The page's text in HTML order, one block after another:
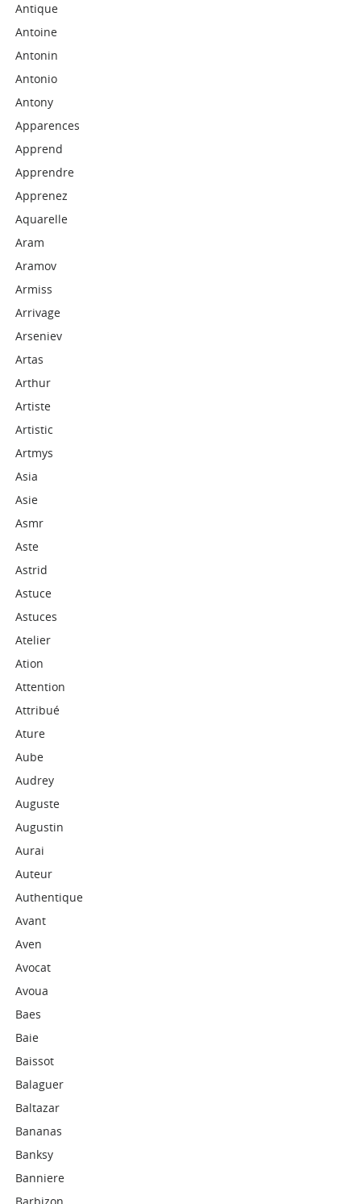
Antique
Antoine
Antonin
Antonio
Antony
Apparences
Apprend
Apprendre
Apprenez
Aquarelle
Aram
Aramov
Armiss
Arrivage
Arseniev
Artas
Arthur
Artiste
Artistic
Artmys
Asia
Asie
Asmr
Aste
Astrid
Astuce
Astuces
Atelier
Ation
Attention
Attribué
Ature
Aube
Audrey
Auguste
Augustin
Aurai
Auteur
Authentique
Avant
Aven
Avocat
Avoua
Baes
Baie
Baissot
Balaguer
Baltazar
Bananas
Banksy
Banniere